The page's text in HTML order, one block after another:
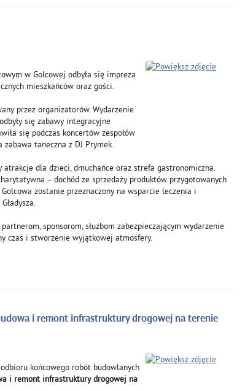
w Golcowej odbyła się impreza
mieszkańców oraz gości.
przez organizatorów. Wydarzenie
się zabawy integracyjne
się podczas koncertów zespołów
taneczna z DJ Prymek.
atrakcje dla dzieci, dmuchańce oraz strefa gastronomiczna.
– dochód ze sprzedaży produktów przygotowanych
Golcowa zostanie przeznaczony na wsparcie leczenia i
sponsorom, służbom zabezpieczającym wydarzenie
czas i stworzenie wyjątkowej atmosfery.
i remont infrastruktury drogowej na terenie
końcowego robót budowlanych
i remont infrastruktury drogowej na